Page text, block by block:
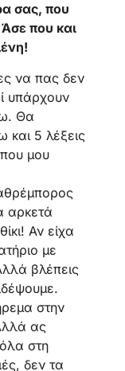
σας, που
που και
να πας δεν
υπάρχουν
Θα
και 5 λέξεις
μου
αρκετά
Αν είχα
με
βλέπεις
στην
ας
στη
δεν τα